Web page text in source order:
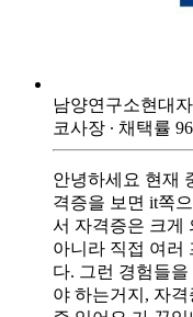
남양연구소현대
코사장 ∙ 채택률 96
안녕하세요 현재
격증을 보면 it쪽
서 자격증은 크게
아니라 직접 여러
다. 그런 경험들
야 하는거지, 자